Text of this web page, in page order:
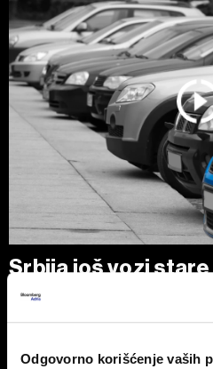
Odgovorno korišćenje vaših
Srbija još vozi
tržište se menja